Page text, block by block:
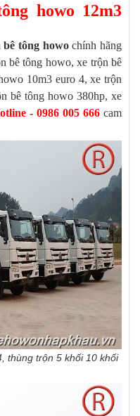
howo 12m3
bê tông howochính hãng
bê tông howo, xe trộn bê
10m3 euro 4, xe trộn
bê tông howo 380hp, xe
- 0986 005 666 cam
thùng trộn 5 khối 10 khối